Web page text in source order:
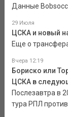
Данные
29 Июля
ЦСКА и новый
Еще о
Вчера 12:19
Бориско или
ЦСКА в
Послезавтра в
тура РПЛ